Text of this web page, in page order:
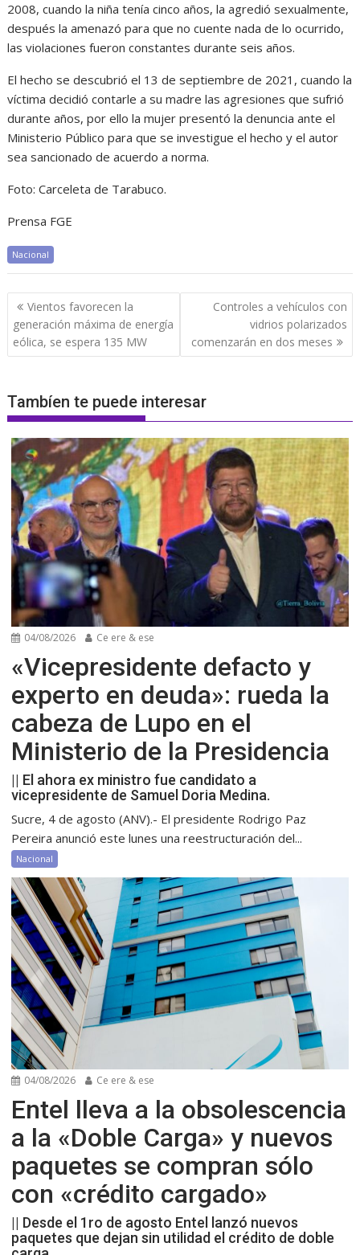
2008, cuando la niña tenía cinco años, la agredió sexualmente,
después la amenazó para que no cuente nada de lo ocurrido,
las violaciones fueron constantes durante seis años.
El hecho se descubrió el 13 de septiembre de 2021, cuando la
víctima decidió contarle a su madre las agresiones que sufrió
durante años, por ello la mujer presentó la denuncia ante el
Ministerio Público para que se investigue el hecho y el autor
sea sancionado de acuerdo a norma.
Foto: Carceleta de Tarabuco.
Prensa FGE
Nacional
Navegación
de
entradas
Vientos favorecen la
generación máxima de energía
eólica, se espera 135 MW
Controles a vehículos con
vidrios polarizados
comenzarán en dos meses
Tambíen te puede interesar
04/08/2026 Ce ere & ese
«Vicepresidente defacto y
experto en deuda»: rueda la
cabeza de Lupo en el
Ministerio de la Presidencia
|| El ahora ex ministro fue candidato a
vicepresidente de Samuel Doria Medina.
Sucre, 4 de agosto (ANV).- El presidente Rodrigo Paz
Pereira anunció este lunes una reestructuración del...
Nacional
04/08/2026 Ce ere & ese
Entel lleva a la obsolescencia
a la «Doble Carga» y nuevos
paquetes se compran sólo
con «crédito cargado»
|| Desde el 1ro de agosto Entel lanzó nuevos
paquetes que dejan sin utilidad el crédito de doble